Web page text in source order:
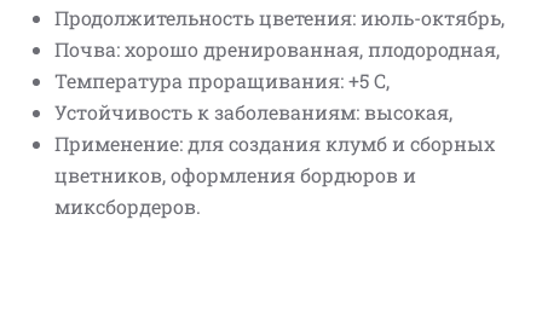
Продолжительность цветения: июль-октябрь,
Почва: хорошо дренированная, плодородная,
Температура проращивания: +5 С,
Устойчивость к заболеваниям: высокая,
Применение: для создания клумб и сборных
цветников, оформления бордюров и
миксбордеров.